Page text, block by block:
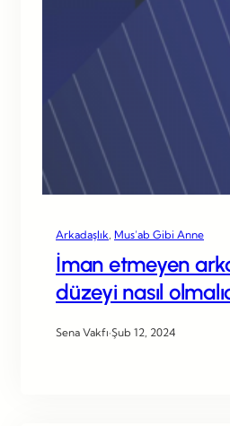
Arkadaşlık Mus’ab Gibi Anne
İman etmeyen
düzeyi nasıl
Sena Vakfı·Şub 12, 2024